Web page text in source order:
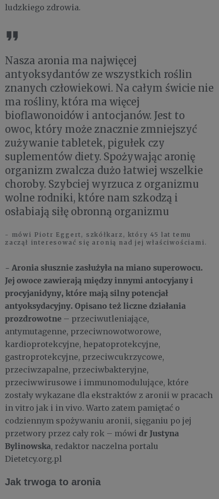
ludzkiego zdrowia.
Nasza aronia ma najwięcej
antyoksydantów ze wszystkich roślin
znanych człowiekowi. Na całym świcie nie
ma rośliny, która ma więcej
bioflawonoidów i antocjanów. Jest to
owoc, który może znacznie zmniejszyć
zużywanie tabletek, pigułek czy
suplementów diety. Spożywając aronię
organizm zwalcza dużo łatwiej wszelkie
choroby. Szybciej wyrzuca z organizmu
wolne rodniki, które nam szkodzą i
osłabiają siłę obronną organizmu
- mówi Piotr Eggert, szkółkarz, który 45 lat temu
zaczął interesować się aronią nad jej właściwościami.
- Aronia słusznie zasłużyła na miano superowocu.
Jej owoce zawierają między innymi antocyjany i
procyjanidyny, które mają silny potencjał
antyoksydacyjny. Opisano też liczne działania
prozdrowotne – przeciwutleniające,
antymutagenne, przeciwnowotworowe,
kardioprotekcyjne, hepatoprotekcyjne,
gastroprotekcyjne, przeciwcukrzycowe,
przeciwzapalne, przeciwbakteryjne,
przeciwwirusowe i immunomodulujące, które
zostały wykazane dla ekstraktów z aronii w pracach
in vitro jak i in vivo. Warto zatem pamiętać o
codziennym spożywaniu aronii, sięganiu po jej
przetwory przez cały rok – mówi dr Justyna
Bylinowska, redaktor naczelna portalu
Dietetcy.org.pl
Jak trwoga to aronia